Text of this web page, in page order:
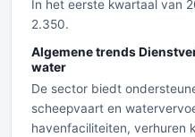
In het eerste kwartaal van
2.350.
Algemene trends
water
De sector biedt
scheepvaart en
havenfaciliteiten, verhuren